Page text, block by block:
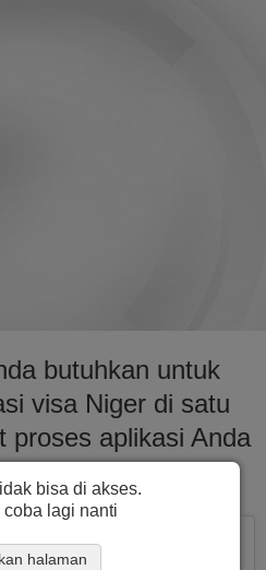
butuhkan untuk
visa Niger di satu
proses aplikasi Anda
ke Niger
bisa di akses.
lagi nanti
halaman